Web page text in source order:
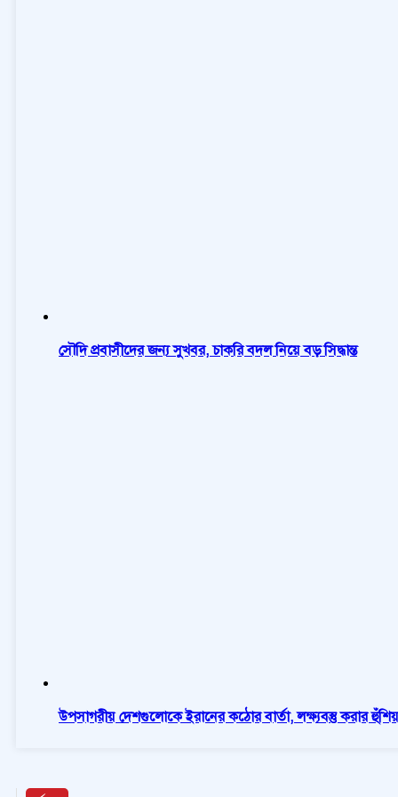
সৌদি প্রবাসীদের জন্য সুখবর, চাকরি বদল নিয়ে বড় সিদ্ধান্ত
উপসাগরীয় দেশগুলোকে ইরানের কঠোর বার্তা, লক্ষ্যবস্তু করার